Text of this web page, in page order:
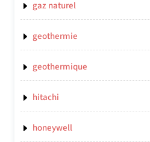
gaz naturel
geothermie
geothermique
hitachi
honeywell